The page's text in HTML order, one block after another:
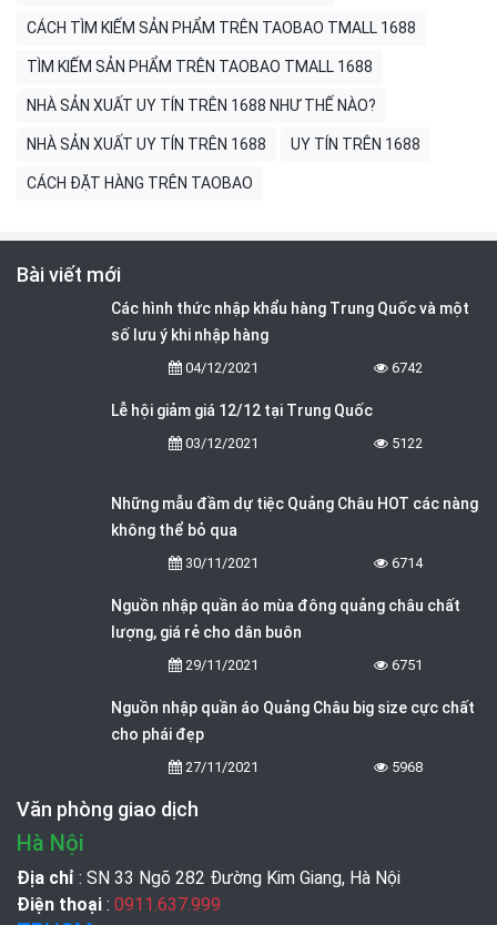
CÁCH TÌM KIẾM SẢN PHẨM TRÊN TAOBAO TMALL 1688
TÌM KIẾM SẢN PHẨM TRÊN TAOBAO TMALL 1688
NHÀ SẢN XUẤT UY TÍN TRÊN 1688 NHƯ THẾ NÀO?
NHÀ SẢN XUẤT UY TÍN TRÊN 1688 UY TÍN TRÊN 1688
CÁCH ĐẶT HÀNG TRÊN TAOBAO
Bài viết mới
Các hình thức nhập khẩu hàng Trung Quốc và một
số lưu ý khi nhập hàng
04/12/2021 6742
Lễ hội giảm giá 12/12 tại Trung Quốc
03/12/2021 5122
Những mẫu đầm dự tiệc Quảng Châu HOT các nàng
không thể bỏ qua
30/11/2021 6714
Nguồn nhập quần áo mùa đông quảng châu chất
lượng, giá rẻ cho dân buôn
29/11/2021 6751
Nguồn nhập quần áo Quảng Châu big size cực chất
cho phái đẹp
27/11/2021 5968
Văn phòng giao dịch
Hà Nội
Địa chỉ : SN 33 Ngõ 282 Đường Kim Giang, Hà Nội
Điện thoại : 0911.637.999